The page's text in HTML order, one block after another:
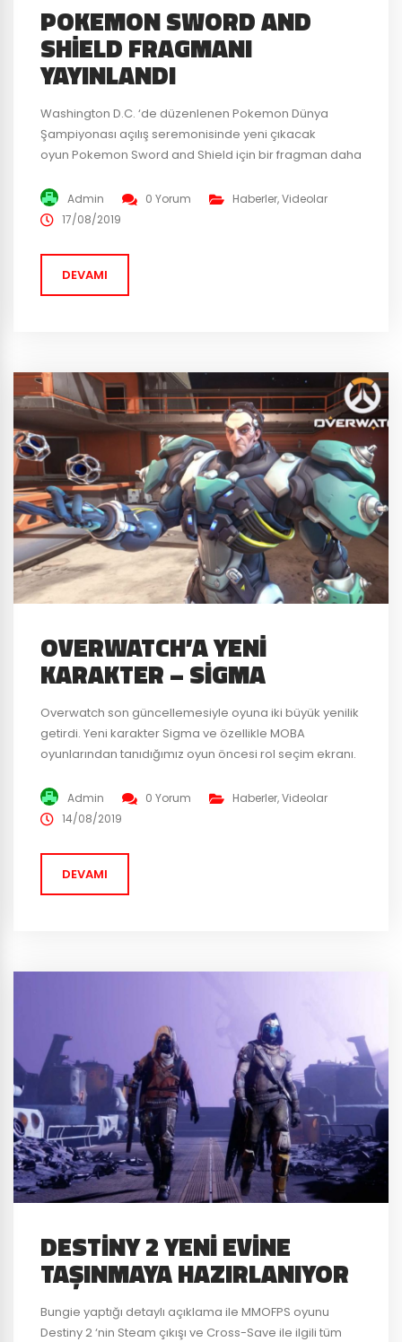
POKEMON SWORD AND
SHIELD FRAGMANI
YAYINLANDI
Washington D.C. ‘de düzenlenen Pokemon Dünya
Şampiyonası açılış seremonisinde yeni çıkacak
oyun Pokemon Sword and Shield için bir fragman daha
Masuda, turnuvayı izleyen kalabalığa 2020
Şampiyonasını Sword and Shield oyunu ile
yeni pokemonların saldırı ve yeteneklerinin yanında
pokemonlarınıza savaşta kullanmaları için
verebileceğiniz yeni eşyalar da gösterildi....
Admin 0 Yorum Haberler,Videolar
17/08/2019
DEVAMI
OVERWATCH’A YENI
KARAKTER – SIGMA
Overwatch son güncellemesiyle oyuna iki büyük yenilik
getirdi. Yeni karakter Sigma ve özellikle MOBA
oyunlarından tanıdığımız oyun öncesi rol seçim ekranı.
oyuncularla buluşmaya hazır. PC, Xbox One ve PS4
kullanıcıları güncellemenin gelmesiyle aynı anda yeni
astrofizikçinin olağandışı yetenekleri mevcut. Yer
çekimini...
Admin 0 Yorum Haberler,Videolar
14/08/2019
DEVAMI
DESTINY 2 YENI EVINE
TAŞINMAYA HAZIRLANIYOR
Bungie yaptığı detaylı açıklama ile MMOFPS oyunu
Destiny 2 ‘nin Steam çıkışı ve Cross-Save ile ilgili tüm